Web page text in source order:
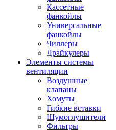
Кассетные
фанкойлы
Универсальные
фанкойлы
Чиллеры
Драйкулеры
Элементы системы
вентиляции
Воздушные
клапаны
Хомуты
Гибкие вставки
Шумоглушители
Фильтры